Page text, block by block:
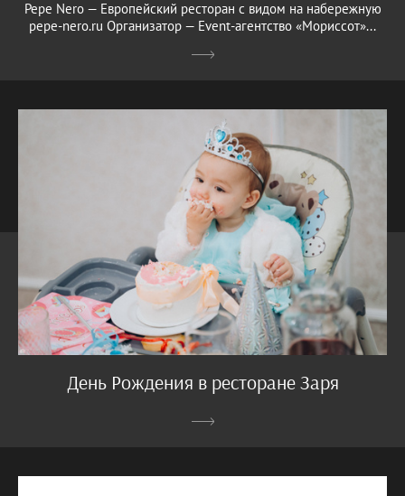
Pepe Nero — Европейский ресторан с видом на набережную
pepe-nero.ru Организатор — Event-агентство «Мориссот»...
День Рождения в ресторане Заря